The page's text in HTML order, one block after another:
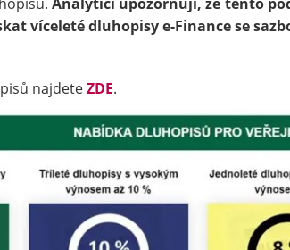
víceleté dluhopisy e-Finance se
najdeteZDE.